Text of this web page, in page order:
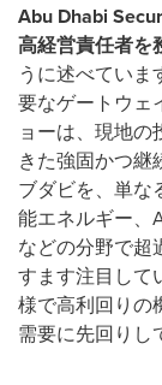
Abu Dhabi
高経営責任者を
うに述べてい
要なゲートウェ
ョーは、現地
きた強固かつ継
ブダビを、単な
能エネルギー、
などの分野で超
すます注目して
様で高利回りの
需要に先回りし